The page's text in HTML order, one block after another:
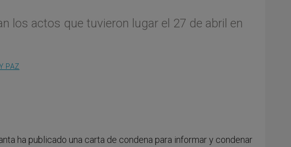
los actos que tuvieron lugar el 27 de abril en
PAZ
ha publicado una carta de condena para informar y condenar